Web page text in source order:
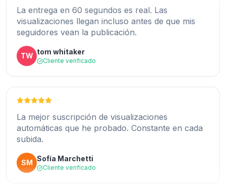
visualizaciones llegan incluso antes de que mis
seguidores vean la publicación.
Cliente verificado
La mejor suscripción de visualizaciones
automáticas que he probado. Constante en cada
subida.
Cliente verificado
Publico a diario y todas mis publicaciones se
publican automáticamente. ¡Genial!
VR
Cliente verificado
Sinceramente, es la herramienta de crecimiento
más fácil que uso.
GM
Cliente verificado